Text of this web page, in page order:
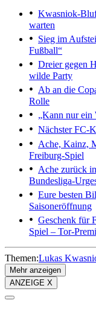
Kwasniok-
warten
Sieg im
Fußball“
Dreier gegen
wilde Party
Ab an die
Rolle
„Kann nur ein
Nächster FC-
Ache, Kainz,
Freiburg-Spiel
Ache zurück
Bundesliga-
Eure besten
Saisoneröffnung
Geschenk für
Spiel – Tor-
Themen:Lukas
Mehr anzeigen
ANZEIGE X